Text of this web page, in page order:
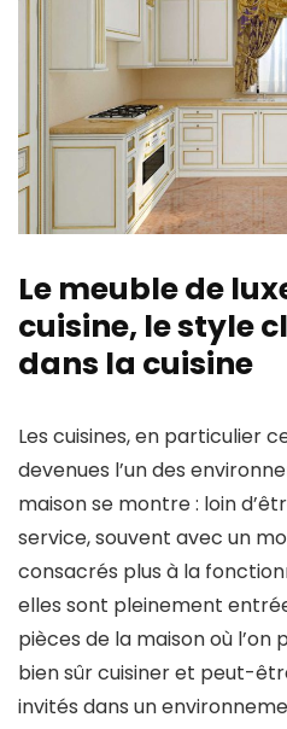
Le meuble de
cuisine, le style
dans la cuisine
Les cuisines, en particulier
devenues l’un des
maison se montre : loin
service, souvent avec un
consacrés plus à la
elles sont pleinement
pièces de la maison où
bien sûr cuisiner et peut-
invités dans un